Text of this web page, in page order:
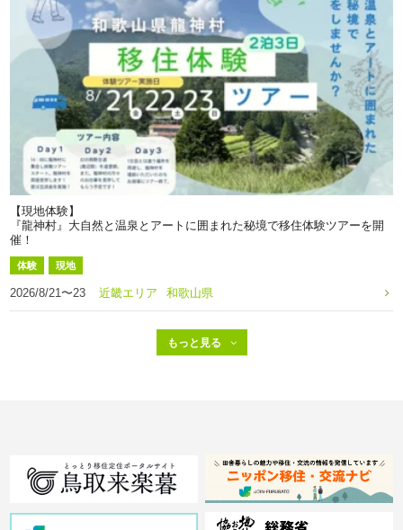
【現地体験】
『龍神村』大自然と温泉とアートに囲まれた秘境で移住体験ツアーを開
催！
体験 現地
2026/8/21〜23 近畿エリア 和歌山県